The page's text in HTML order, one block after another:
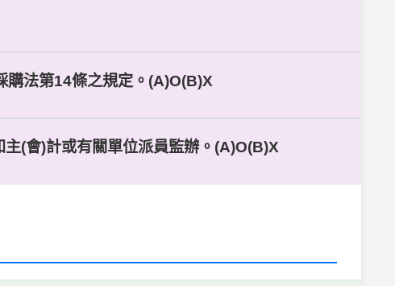
購法第14條之規定。(A)O(B)X
(會)計或有關單位派員監辦。(A)O(B)X